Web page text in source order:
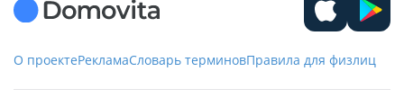
О проектеРекламаСловарь терминовПравила для физлиц